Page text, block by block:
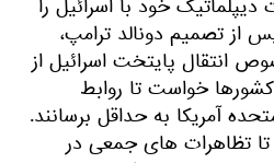
خود با اسرائیل را
از تصمیم دونالد ترامپ،
انتقال پایتخت اسرائیل از
کشورها خواست تا روابط
آمریکا به حداقل برسانند.
تظاهرات های جمعی در